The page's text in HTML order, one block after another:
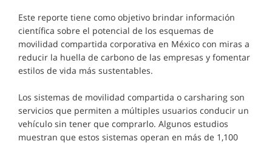
Este reporte tiene como objetivo brindar información
científica sobre el potencial de los esquemas de
movilidad compartida corporativa en México con miras a
reducir la huella de carbono de las empresas y fomentar
estilos de vida más sustentables.
Los sistemas de movilidad compartida o carsharing son
servicios que permiten a múltiples usuarios conducir un
vehículo sin tener que comprarlo. Algunos estudios
muestran que estos sistemas operan en más de 1,100